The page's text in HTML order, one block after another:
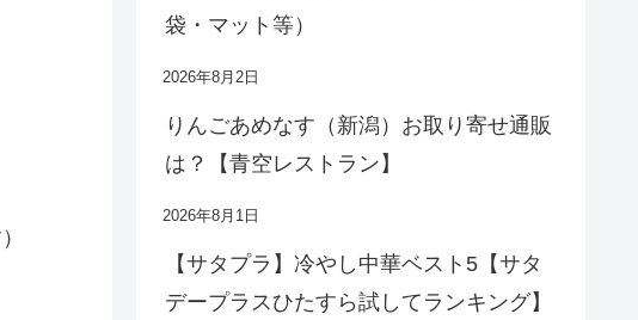
袋・マット等）
2026年8月2日
りんごあめなす（新潟）お取り寄せ通販
は？【青空レストラン】
2026年8月1日
【サタプラ】冷やし中華ベスト5【サタ
デープラスひたすら試してランキング】